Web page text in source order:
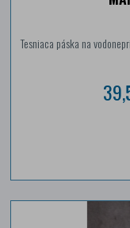
Tesniaca páska na